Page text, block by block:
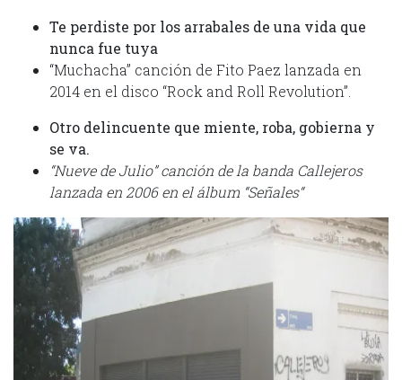
Te perdiste por los arrabales de una vida que
nunca fue tuya
“Muchacha” canción de Fito Paez lanzada en
2014 en el disco “Rock and Roll Revolution”.
Otro delincuente que miente, roba, gobierna y
se va.
“Nueve de Julio” canción de la banda Callejeros
lanzada en 2006 en el álbum “Señales“